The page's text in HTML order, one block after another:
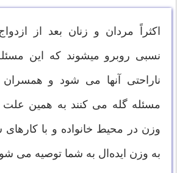
اکثراً مردان و زنان بعد از
نسبی روبرو میشوند که این
ناراحتی آنها می شود و همسران
مسئله گله می کنند به همین
وزن در محیط خانواده و با
به وزن ایده‌ال به شما توصیه می